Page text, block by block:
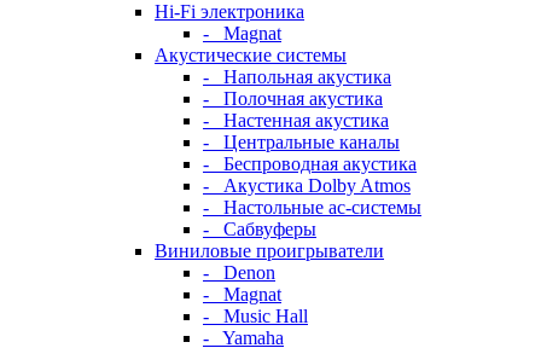
Hi-Fi электроника
- Magnat
Акустические системы
- Напольная акустика
- Полочная акустика
- Настенная акустика
- Центральные каналы
- Беспроводная акустика
- Акустика Dolby Atmos
- Настольные ас-системы
- Сабвуферы
Виниловые проигрыватели
- Denon
- Magnat
- Music Hall
- Yamaha